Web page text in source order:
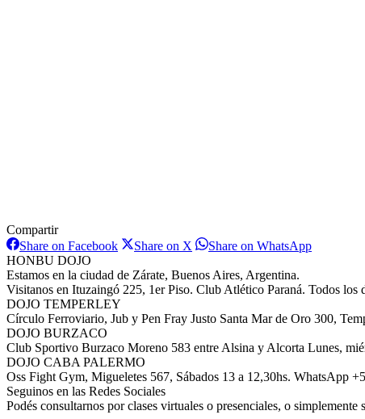
Compartir
Share on FacebookShare
Facebook
Share on X Share
X
Share on WhatsAppShare
HONBU DOJO
Estamos en la ciudad de Zárate, Buenos Aires, Argentina.
Visitanos en Ituzaingó 225, 1er Piso. Club Atlético Paraná. Todos los
DOJO TEMPERLEY
Círculo Ferroviario, Jub y Pen Fray Justo Santa Mar de Oro 300,
DOJO BURZACO
Club Sportivo Burzaco Moreno 583 entre Alsina y Alcorta Lunes,
DOJO CABA PALERMO
Oss Fight Gym, Migueletes 567, Sábados 13 a 12,30hs. WhatsApp
Seguinos en las Redes Sociales
Podés consultarnos por clases virtuales o presenciales, o